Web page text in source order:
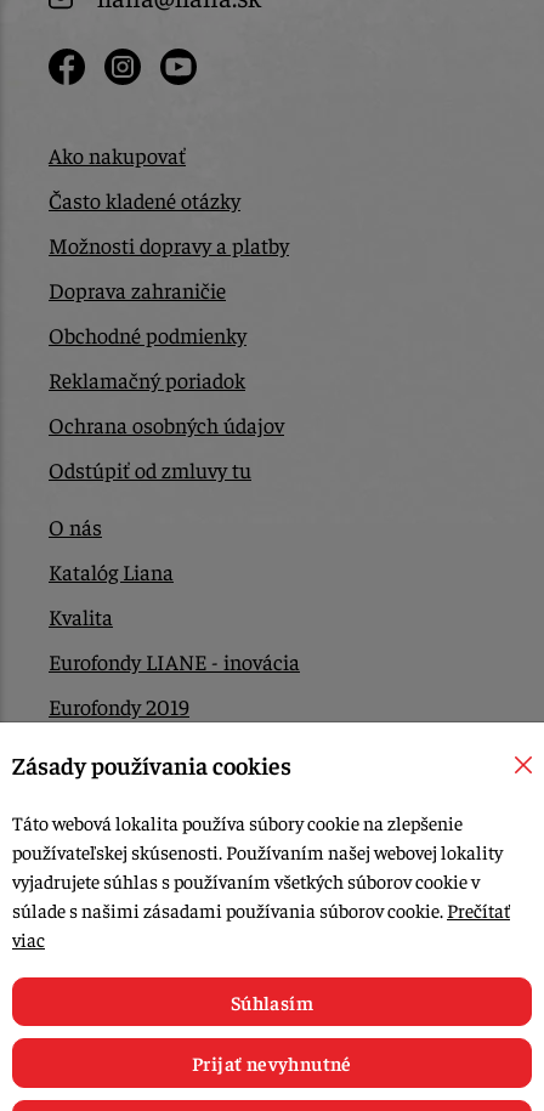
Ako nakupovať
Často kladené otázky
Možnosti dopravy a platby
Doprava zahraničie
Obchodné podmienky
Reklamačný poriadok
Ochrana osobných údajov
Odstúpiť od zmluvy tu
O nás
Katalóg Liana
Kvalita
Eurofondy LIANE - inovácia
Eurofondy 2019
Eurofondy 2022/2023
Kontakt
© 2015-2026, LIANA GOLIAŠ s.r.o. všetky práva vyhradené.
Upraviť nastavenia Cookies
Zásady používania cookies
Táto webová lokalita používa súbory cookie na zlepšenie
používateľskej skúsenosti. Používaním našej webovej lokality
vyjadrujete súhlas s používaním všetkých súborov cookie v
súlade s našimi zásadami používania súborov cookie. Prečítať
viac
Súhlasím
Prijať nevyhnutné